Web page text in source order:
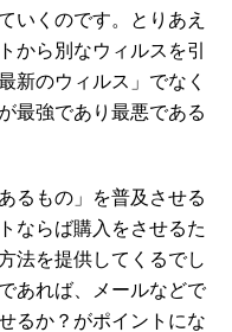
いくのです。とりあえ
から別なウィルスを引
新のウィルス」でなく
最強であり最悪である
るもの」を普及させる
ならば購入をさせるた
法を提供してくるでし
あれば、メールなどで
るか？がポイントにな